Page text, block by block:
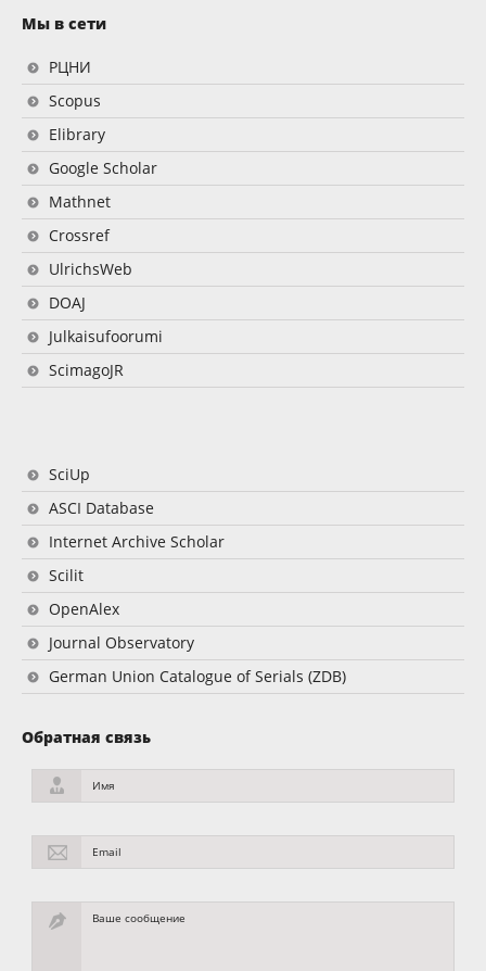
Мы в сети
РЦНИ
Scopus
Elibrary
Google Scholar
Mathnet
Crossref
UlrichsWeb
DOAJ
Julkaisufoorumi
ScimagoJR
SciUp
ASCI Database
Internet Archive Scholar
Scilit
OpenAlex
Journal Observatory
German Union Catalogue of Serials (ZDB)
Обратная связь
Имя
Email
Ваше сообщение